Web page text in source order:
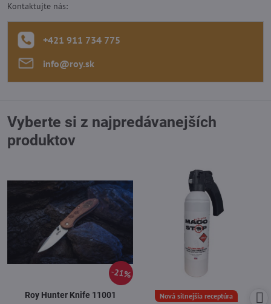
Kontaktujte nás:
+421 911 734 775
info​@roy​.sk
Vyberte si z najpredávanejších
produktov
21%
Roy Hunter Knife 11001 Nová silnejšia receptúra